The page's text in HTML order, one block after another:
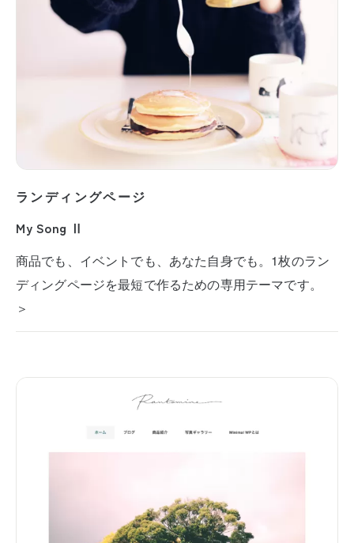
ランディングページ
My Song Ⅱ
商品でも、イベントでも、あなた自身でも。1枚のラン
ディングページを最短で作るための専用テーマです。
＞